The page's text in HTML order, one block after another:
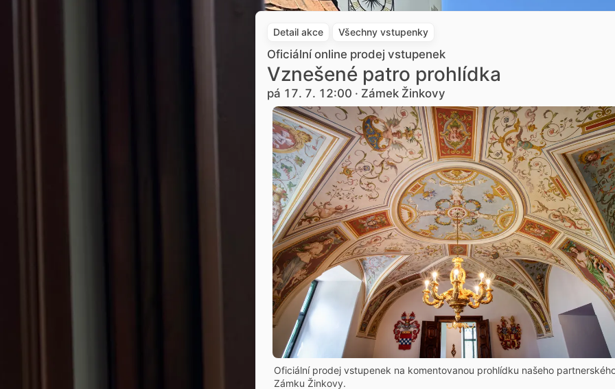
Detail akce Všechny vstupenky
Oficiální online prodej vstupenek
Vznešené patro prohlídka
pá 17. 7. 12:00 · Zámek Žinkovy
Oficiální prodej vstupenek na komentovanou prohlídku našeho
Zámku Žinkovy.